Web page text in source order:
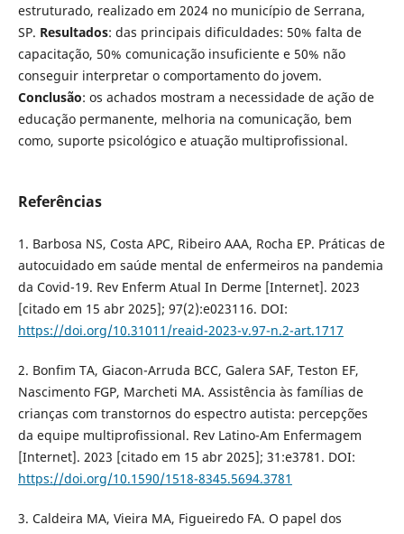
estruturado, realizado em 2024 no município de Serrana,
SP. Resultados: das principais dificuldades: 50% falta de
capacitação, 50% comunicação insuficiente e 50% não
conseguir interpretar o comportamento do jovem.
Conclusão: os achados mostram a necessidade de ação de
educação permanente, melhoria na comunicação, bem
como, suporte psicológico e atuação multiprofissional.
Referências
1. Barbosa NS, Costa APC, Ribeiro AAA, Rocha EP. Práticas de
autocuidado em saúde mental de enfermeiros na pandemia
da Covid-19. Rev Enferm Atual In Derme [Internet]. 2023
[citado em 15 abr 2025]; 97(2):e023116. DOI:
https://doi.org/10.31011/reaid-2023-v.97-n.2-art.1717
2. Bonfim TA, Giacon-Arruda BCC, Galera SAF, Teston EF,
Nascimento FGP, Marcheti MA. Assistência às famílias de
crianças com transtornos do espectro autista: percepções
da equipe multiprofissional. Rev Latino-Am Enfermagem
[Internet]. 2023 [citado em 15 abr 2025]; 31:e3781. DOI:
https://doi.org/10.1590/1518-8345.5694.3781
3. Caldeira MA, Vieira MA, Figueiredo FA. O papel dos